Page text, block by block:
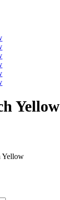
Yellow
Yellow